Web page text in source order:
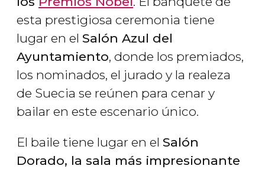
esta prestigiosa ceremonia tiene
lugar en el Salón Azul del
Ayuntamiento, donde los premiados,
los nominados, el jurado y la realeza
de Suecia se reúnen para cenar y
bailar en este escenario único.
El baile tiene lugar en el Salón
Dorado, la sala más impresionante